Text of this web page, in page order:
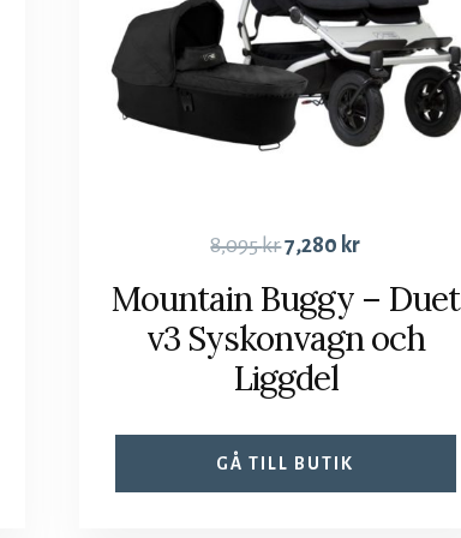
8,095kr7,280 kr
Mountain Buggy – Duet
v3 Syskonvagn och
Liggdel
GÅ TILL BUTIK